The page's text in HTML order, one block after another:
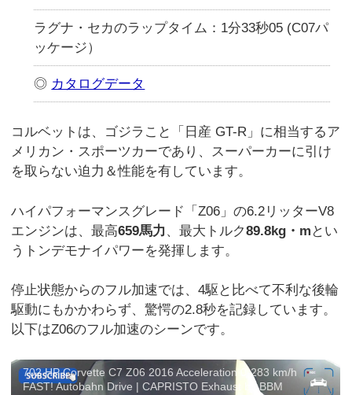
ラグナ・セカのラップタイム：1分33秒05 (C07パ
ッケージ）
◎ カタログデータ
コルベットは、ゴジラこと「日産 GT-R」に相当するア
メリカン・スポーツカーであり、スーパーカーに引け
を取らない迫力＆性能を有しています。
ハイパフォーマンスグレード「Z06」の6.2リッターV8
エンジンは、最高659馬力 、最大トルク89.8kg・m とい
うトンデモナイパワーを発揮します。
停止状態からのフル加速では、4駆と比べて不利な後輪
駆動にもかかわらず、驚愕の2.8秒を記録しています。
以下はZ06のフル加速のシーンです。
702 HP Corvette C7 Z06 2016 Acceleration 0-283 km/h
FAST! Autobahn Drive | CAPRISTO Exhaust by BBM